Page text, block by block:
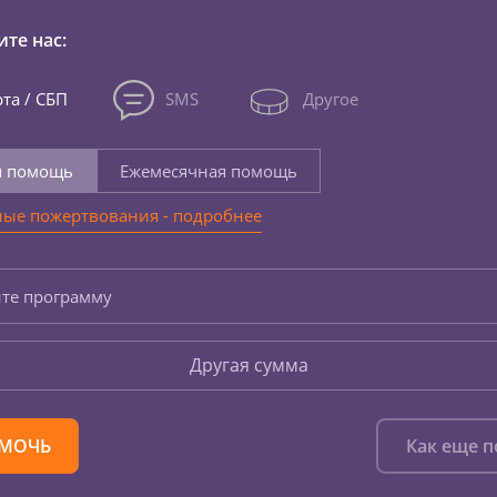
нас:
/ СБП SMS Другое
помощь
Ежемесячная помощь
пожертвования - подробнее
программу
Другая сумма
Как еще